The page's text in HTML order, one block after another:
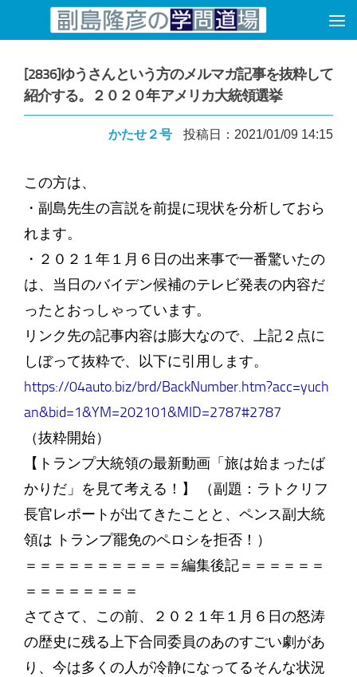
コンテンツへスキップ
[2836]ゆうさんという方のメルマガ記事を抜粋して
紹介する。２０２０年アメリカ大統領選挙
かたせ２号 投稿日：2021/01/09 14:15
この方は、
・副島先生の言説を前提に現状を分析しておら
れます。
・２０２１年１月６日の出来事で一番驚いたの
は、当日のバイデン候補のテレビ発表の内容だ
ったとおっしゃっています。
リンク先の記事内容は膨大なので、上記２点に
しぼって抜粋で、以下に引用します。
https://04auto.biz/brd/BackNumber.htm?acc=yuch
an&bid=1&YM=202101&MID=2787#2787
（抜粋開始）
【トランプ大統領の最新動画「旅は始まったば
かりだ」を見て考える！】 （副題：ラトクリフ
長官レポートが出てきたことと、ペンス副大統
領は トランプ罷免のペロシを拒否！）
＝＝＝＝＝＝＝＝＝＝＝編集後記＝＝＝＝＝＝
＝＝＝＝＝＝＝＝
さてさて、この前、２０２１年１月６日の怒涛
の歴史に残る上下合同委員のあのすごい劇があ
り、今は多くの人が冷静になってるそんな状況